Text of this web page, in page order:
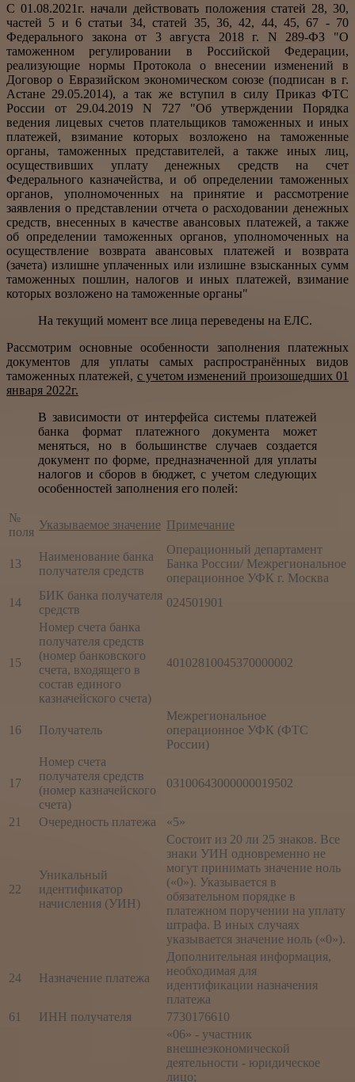
С 01.08.2021г. начали действовать положения статей 28, 30,
частей 5 и 6 статьи 34, статей 35, 36, 42, 44, 45, 67 - 70
Федерального закона от
3 августа 2018 г. N 289-ФЗ
"О
таможенном регулировании в Российской Федерации,
реализующие нормы Протокола о внесении изменений в
Договор о Евразийском экономическом союзе (подписан в г.
Астане 29.05.2014), а так же вступил в силу Приказ ФТС
России от 29.04.2019 N 727 "Об утверждении Порядка
ведения лицевых счетов плательщиков таможенных и иных
платежей, взимание которых возложено на таможенные
органы, таможенных представителей, а также иных лиц,
осуществивших уплату денежных средств на счет
Федерального казначейства, и об определении таможенных
органов, уполномоченных на принятие и рассмотрение
заявления о представлении отчета о расходовании денежных
средств, внесенных в качестве авансовых платежей, а также
об определении таможенных органов, уполномоченных на
осуществление возврата авансовых платежей и возврата
(зачета) излишне уплаченных или излишне взысканных сумм
таможенных пошлин, налогов и иных платежей, взимание
которых возложено на таможенные органы"
На текущий момент все лица переведены на ЕЛС.
Рассмотрим основные особенности заполнения платежных
документов для уплаты самых распространённых видов
таможенных платежей, с учетом изменений произошедших 01
января 2022г.
В зависимости от интерфейса системы платежей
банка формат платежного документа может
меняться, но в большинстве случаев создается
документ по форме, предназначенной для уплаты
налогов и сборов в бюджет, с учетом следующих
особенностей заполнения его полей:
№
поля
Указываемое значение Примечание
13
Наименование банка
получателя средств
Операционный департамент
Банка России/ Межрегиональное
операционное УФК г. Москва
14
БИК банка получателя
средств
024501901
15
Номер счета банка
получателя средств
(номер банковского
счета, входящего в
состав единого
казначейского счета)
40102810045370000002
16 Получатель
Межрегиональное
операционное УФК (ФТС
России)
17
Номер счета
получателя средств
(номер казначейского
счета)
03100643000000019502
21 Очередность платежа «5»
22
Уникальный
идентификатор
начисления (УИН)
Состоит из 20 ли 25 знаков. Все
знаки УИН одновременно не
могут принимать значение ноль
(«0»). Указывается в
обязательном порядке в
платежном поручении на уплату
штрафа. В иных случаях
указывается значение ноль («0»).
24 Назначение платежа
Дополнительная информация,
необходимая для
идентификации назначения
платежа
61
ИНН получателя
7730176610
«06» - участник
внешнеэкономической
деятельности - юридическое
лицо;